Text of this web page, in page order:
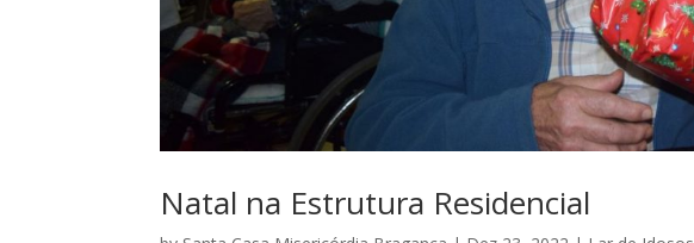
Natal na Estrutura Residencial